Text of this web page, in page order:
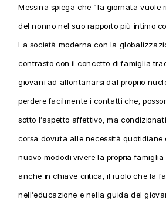
Messina spiega che “la giornata vuole
del nonno nel suo rapporto più intimo
La società moderna con la
contrasto con il concetto di famiglia
giovani ad allontanarsi dal proprio
perdere facilmente i contatti che,
sotto l’aspetto affettivo, ma
corsa dovuta alle necessità quotidiane
nuovo mododi vivere la propria famiglia
anche in chiave critica, il ruolo che la
nell’educazione e nella guida del